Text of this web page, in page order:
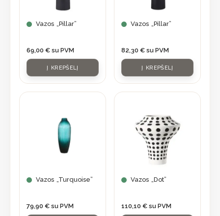
Vazos „Pillar”
69,00 € su PVM
Į KREPŠELĮ
Vazos „Pillar”
82,30 € su PVM
Į KREPŠELĮ
Vazos „Turquoise”
79,90 € su PVM
Vazos „Dot”
110,10 € su PVM